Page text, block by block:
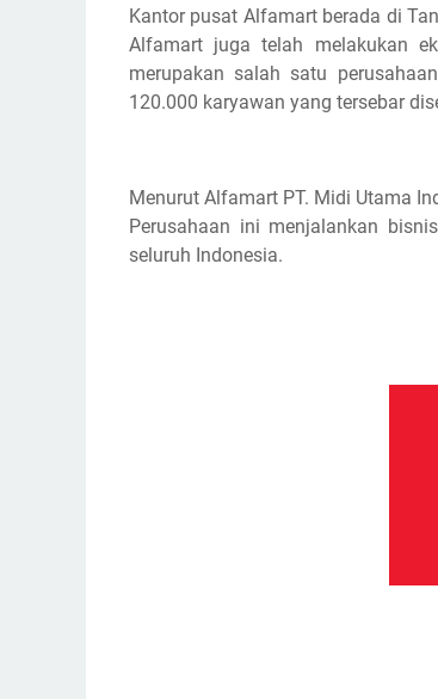
Kantor pusat Alfamart berada di
Alfamart juga telah melakukan
merupakan salah satu
120.000 karyawan yang tersebar
Menurut Alfamart PT. Midi Utama
Perusahaan ini menjalankan
seluruh Indonesia.